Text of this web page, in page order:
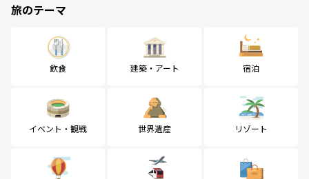
旅のテーマ
飲食 建築・アート 宿泊
イベント・観戦 世界遺産 リゾート